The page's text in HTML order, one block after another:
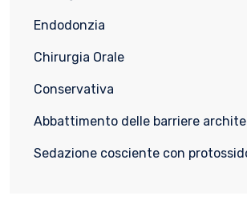
Endodonzia
Chirurgia Orale
Conservativa
Abbattimento delle barriere
Sedazione cosciente con